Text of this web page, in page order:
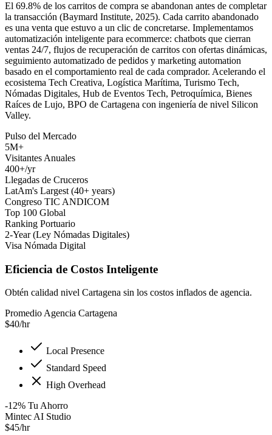
El 69.8% de los carritos de compra se abandonan antes de completar
la transacción (Baymard Institute, 2025). Cada carrito abandonado
es una venta que estuvo a un clic de concretarse. Implementamos
automatización inteligente para ecommerce: chatbots que cierran
ventas 24/7, flujos de recuperación de carritos con ofertas dinámicas,
seguimiento automatizado de pedidos y marketing automation
basado en el comportamiento real de cada comprador. Acelerando el
ecosistema Tech Creativa, Logística Marítima, Turismo Tech,
Nómadas Digitales, Hub de Eventos Tech, Petroquímica, Bienes
Raíces de Lujo, BPO de Cartagena con ingeniería de nivel Silicon
Valley.
Pulso del Mercado
5M+
Visitantes Anuales
400+/yr
Llegadas de Cruceros
LatAm's Largest (40+ years)
Congreso TIC ANDICOM
Top 100 Global
Ranking Portuario
2-Year (Ley Nómadas Digitales)
Visa Nómada Digital
Eficiencia de Costos Inteligente
Obtén calidad nivel Cartagena sin los costos inflados de agencia.
Promedio Agencia Cartagena
$40/hr
Local Presence
Standard Speed
High Overhead
-12% Tu Ahorro
Mintec AI Studio
$45/hr